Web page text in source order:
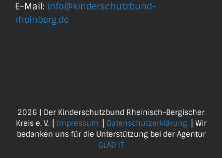
E-Mail: info@kinderschutzbund-
rheinberg.de
2026 | Der Kinderschutzbund Rheinisch-Bergischer
Kreis e. V. ⎟ Impressum Datenschutzerklärung ⎟ Wir
bedanken uns für die Unterstützung bei der Agentur
GLAD IT